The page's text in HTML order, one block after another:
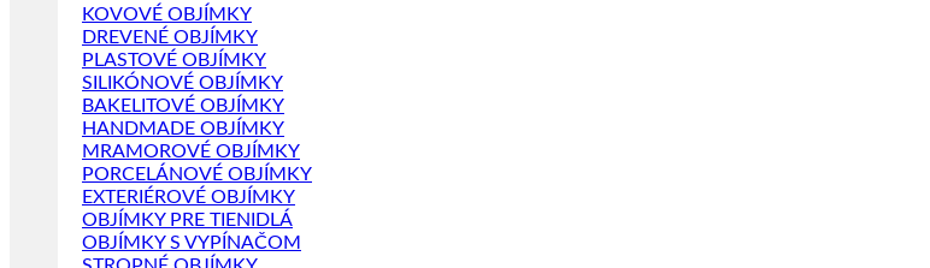
KOVOVÉ OBJÍMKY
DREVENÉ OBJÍMKY
PLASTOVÉ OBJÍMKY
SILIKÓNOVÉ OBJÍMKY
BAKELITOVÉ OBJÍMKY
HANDMADE OBJÍMKY
MRAMOROVÉ OBJÍMKY
PORCELÁNOVÉ OBJÍMKY
EXTERIÉROVÉ OBJÍMKY
OBJÍMKY PRE TIENIDLÁ
OBJÍMKY S VYPÍNAČOM